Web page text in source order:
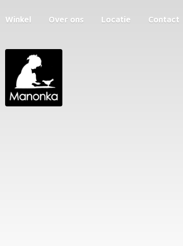
Winkel Over ons Locatie Contact